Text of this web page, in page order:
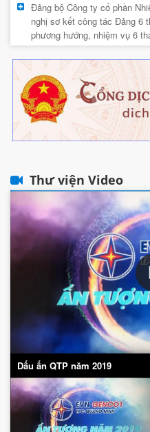
Đảng bộ Công ty cổ phần
nghị sơ kết công tác Đảng 6
phương hướng, nhiệm vụ 6
Thư viện Video
Dấu ấn QTP năm 2019